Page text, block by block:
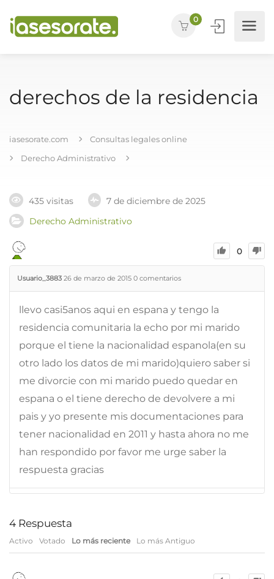
0
derechos de la residencia
iasesorate.com
Consultas legales online
Derecho Administrativo
435 visitas
7 de diciembre de 2025
Derecho Administrativo
0
Usuario_3883 26 de marzo de 2015 0 comentarios
llevo casi5anos aqui en espana y tengo la
residencia comunitaria la echo por mi marido
porque el tiene la nacionalidad espanola(en su
otro lado los datos de mi marido)quiero saber si
me divorcie con mi marido puedo quedar en
espana o el tiene derecho de devolvere a mi
pais y yo presente mis documentaciones para
tener nacionalidad en 2011 y hasta ahora no me
han respondido por favor me urge saber la
respuesta gracias
4 Respuesta
Activo Votado Lo más reciente Lo más Antiguo